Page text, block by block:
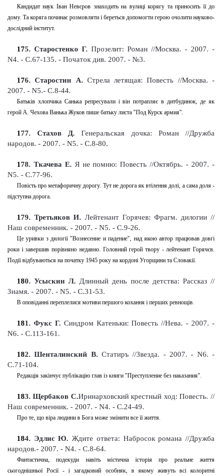
Кандидат наук Іван Невєров знаходить на вулиці корягу та приносить її до
дому. Та коряга починає розмовляти і береться допомогти герою очолити науково-
дослідний інститут.
175. Старостенко Г. Прозелит: Роман //Москва. - 2007. -
N4. - С.67-135. - Початок див. 2007. - №3.
176. Старостин А. Стрела летящая: Повесть //Москва. -
2007. - N5.- С.8-44.
Батьків хлопчика Санька репресували і він потрапляє в дитбудинок, де як
герой А. Чехова Ванька Жуков пише батьку листа "Под Курск армия".
177. Стахов Д. Генеральская дочка: Роман
//Дружба
народов. - 2007. - N5. - С.8-80.
178. Ткачева Е. Я не помню: Повесть //Октябрь. - 2007. -
N5. - С.77-96.
Повість про метафоричну дорогу. Тут не дорога як втілення долі, а сама доля -
підступна дорога.
179. Третьяков И. Лейтенант Горячев: Фрагм. дилогии //
Наш современник. - 2007. - N5. - С.9-26.
Це уривки з дилогії "Вознесение и падение", над якою автор працював довгі
роки і завершив порівняно недавно. Головний герой твору - лейтенант Горячєв.
Події відбуваються на початку 1945 року на кордоні Угорщини та Словакії.
180. Усыскин Л. Длинный день после детства: Рассказ //
Знамя. - 2007. - N5. - С.31-53.
В оповіданні переплелися мотиви першого кохання і перших ревнощів.
181. Фукс Г. Синдром Катеньки: Повесть //Нева. - 2007. -
N6. - С.113-161 .
182. Шенталинский В. Статиръ //Звезда. - 2007. - N6. -
С.71-104.
Редакція закінчує публікацію глав із книги "Преступление без наказания".
183. Щербаков С.Иринарховский крестный ход: Повесть. //
Наш современник. - 2007. - N4. - С.24-49.
Про те, що віра людини в Бога може змінити все її життя.
184. Эдлис Ю. Ждите ответа: Набросок романа //Дружба
народов.- 2007. - N4. - С.8-64.
Фантастична, подекуди навіть містична історія про реальне життя
сьогоднішньої Росії - і загадковий особняк, в якому живуть всі колоритні